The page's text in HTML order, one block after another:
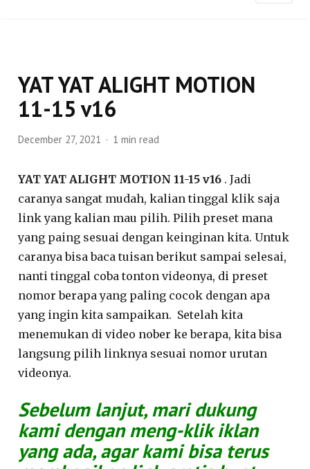
YAT YAT ALIGHT MOTION
11-15 v16
December 27, 2021 1 min read
YAT YAT ALIGHT MOTION 11-15 v16 . Jadi
caranya sangat mudah, kalian tinggal klik saja
link yang kalian mau pilih. Pilih preset mana
yang paing sesuai dengan keinginan kita. Untuk
caranya bisa baca tuisan berikut sampai selesai,
nanti tinggal coba tonton videonya, di preset
nomor berapa yang paling cocok dengan apa
yang ingin kita sampaikan. Setelah kita
menemukan di video nober ke berapa, kita bisa
langsung pilih linknya sesuai nomor urutan
videonya.
Sebelum lanjut, mari dukung
kami dengan meng-klik iklan
yang ada, agar kami bisa terus